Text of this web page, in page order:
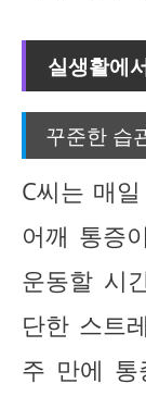
실생활에
꾸준한 습
C씨는 매
어깨 통증
운동할 시
단한 스트
주 만에 통